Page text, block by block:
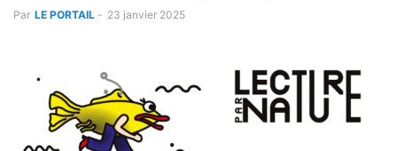
Par LE PORTAIL - 23 janvier 2025